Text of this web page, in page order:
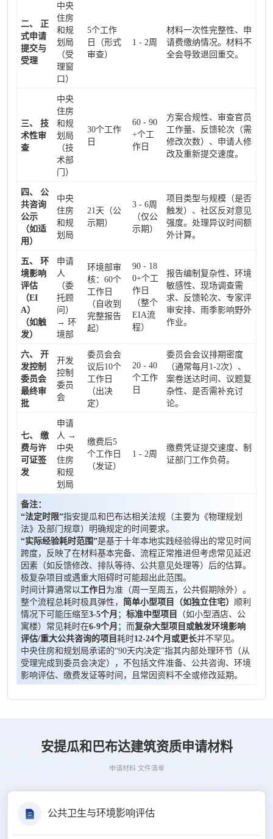
二、 正
式申请
提交与
受理
中央
住房
和规
划局
（受
理窗
口）
5个工作
日（形式
审查）
1 - 2周
材料一次性完整性、申
请费缴纳情况。材料不
全会导致退回重交。
三、 技
术性审
查
中央
住房
和规
划局
（技
术部
门）
30个工作
日
60 - 90
+个工
作日
方案合规性、审查官员
工作量、反馈轮次（需
修改次数）、申请人修
改及重新提交速度。
四、 公
共咨询
公示
（如适
用）
中央
住房
和规
划局
21天（公
示期）
3 - 6周
（仅公
示期）
项目类型与规模（是否
触发）、社区反对意见
强度。处理异议时间额
外计算。
五、 环
境影响
评估
（EI
A）
（如触
发）
申请
人
（委
托顾
问）
→ 环
境部
环境部审
核：60个
工作日
（自收到
完整报告
起）
90 - 18
0+个工
作日
（整个
EIA流
程）
报告编制复杂性、环境
敏感性、现场调查需
求、反馈轮次、专家评
审安排、雨季影响野外
作业。
六、 开
发控制
委员会
最终审
批
开发
控制
委员
会
委员会会
议后10个
工作日
（出决
定）
20 - 40
个工作
日
委员会会议排期密度
（通常每月1-2次）、
案卷送达时间、议题复
杂性、是否需补充讨
论。
七、 缴
费与许
可证签
发
申请
人 →
中央
住房
和规
划局
缴费后5
个工作日
（发证）
1 - 2周
缴费凭证提交速度、制
证部门工作负荷。
备注：
“法定时限”指安提瓜和巴布达相关法规（主要为《物理规划
法》及部门规章）明确规定的时间要求。
“实际经验耗时范围”是基于十年本地实践经验得出的常见时间
跨度，反映了在材料基本完备、流程正常推进但考虑常见延迟
因素（如反馈修改、排队等待、公共意见处理等）后的估算。
极复杂项目或遇重大阻碍时可能超出此范围。
时间计算通常以 工作日 为准（周一至周五，公共假期除外）。
整个流程总耗时极具弹性， 简单小型项目（如独立住宅） 顺利
情况下可能压缩至3-5个月 ； 标准中型项目
（如小型酒店、公
寓楼）常见耗时在6-9个月 ；而复杂大型项目或触发环境影响
评估/重大公共咨询的项目 耗时12-24个月或更长并不罕见。
中央住房和规划局承诺的“90天内决定”指其内部处理环节（从
受理完成到委员会决定），不包括文件准备、公共咨询、环境
影响评估、缴费发证等时间，且常因资料不全或修改延期。
安提瓜和巴布达建筑资质申请材料
申请材料 文件清单
公共卫生与环境影响评估